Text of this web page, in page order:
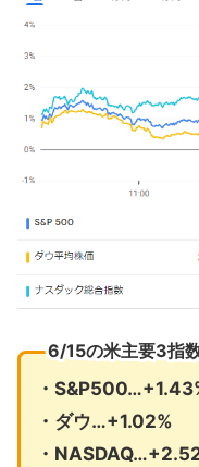
6/15の米主要3指
・
・ダウ…+1.02%
・